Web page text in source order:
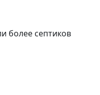
более септиков